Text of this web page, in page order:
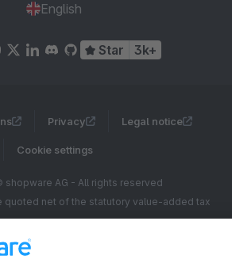
English
Star 3k+
Privacy Legal notice
Cookie settings
shopware AG - All rights reserved
quoted net of the statutory value-added tax